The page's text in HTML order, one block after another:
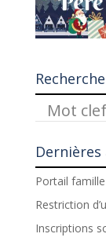
Dernières
Portail famille
Restriction
Inscriptions